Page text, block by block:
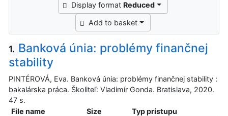
Display format Reduced
Add to basket
1. Banková únia: problémy finančnej
stability
PINTÉROVÁ, Eva. Banková únia: problémy finančnej stability :
bakalárska práca. Školiteľ: Vladimír Gonda. Bratislava, 2020.
47 s.
File name
Size
Typ prístupu